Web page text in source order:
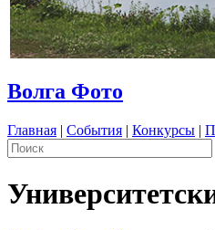
Волга Фото
Главная | События | Конкурсы |